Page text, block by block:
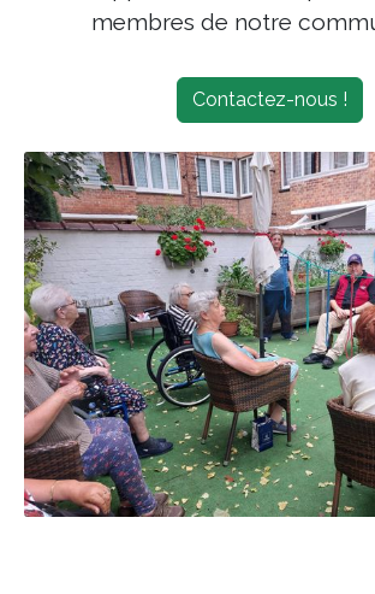
membres de notre
Contactez-nous !